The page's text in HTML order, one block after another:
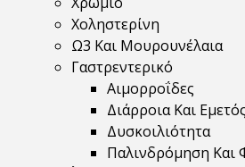
Χοληστερίνη
Ω3 Και Μουρουνέλαια
Γαστρεντερικό
Αιμορροΐδες
Διάρροια Και Εμετός
Δυσκοιλιότητα
Παλινδρόμηση